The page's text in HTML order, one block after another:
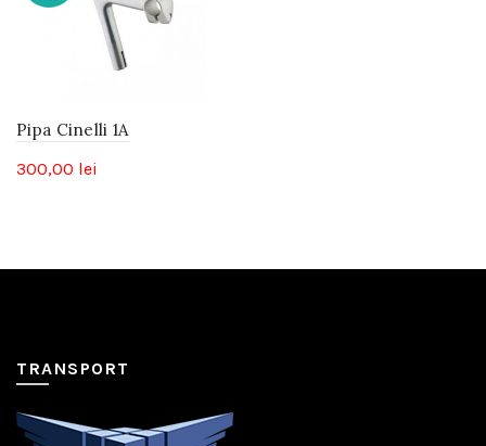
Pipa Cinelli 1A
300,00 lei
TRANSPORT